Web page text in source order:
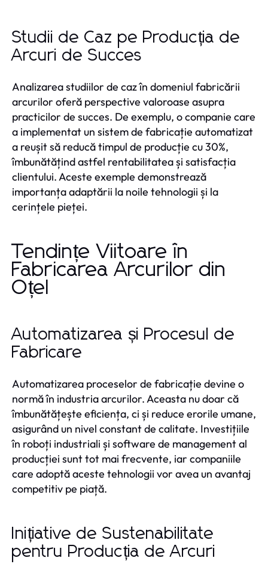
Studii de Caz pe Producția de
Arcuri de Succes
Analizarea studiilor de caz în domeniul fabricării
arcurilor oferă perspective valoroase asupra
practicilor de succes. De exemplu, o companie care
a implementat un sistem de fabricație automatizat
a reușit să reducă timpul de producție cu 30%,
îmbunătățind astfel rentabilitatea și satisfacția
clientului. Aceste exemple demonstrează
importanța adaptării la noile tehnologii și la
cerințele pieței.
Tendințe Viitoare în
Fabricarea Arcurilor din
Oțel
Automatizarea și Procesul de
Fabricare
Automatizarea proceselor de fabricație devine o
normă în industria arcurilor. Aceasta nu doar că
îmbunătățește eficiența, ci și reduce erorile umane,
asigurând un nivel constant de calitate. Investițiile
în roboți industriali și software de management al
producției sunt tot mai frecvente, iar companiile
care adoptă aceste tehnologii vor avea un avantaj
competitiv pe piață.
Inițiative de Sustenabilitate
pentru Producția de Arcuri